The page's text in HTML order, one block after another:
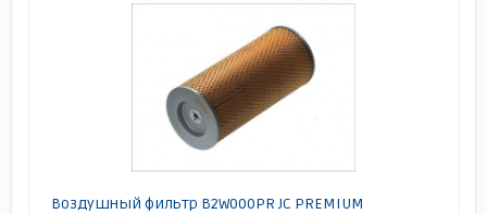
Воздушный фильтр B2W000PR JC PREMIUM